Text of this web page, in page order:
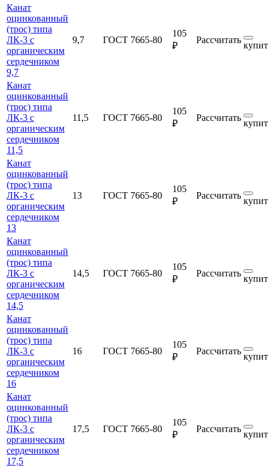
Канат
оцинкованный
(трос) типа
ЛК-3 с
органическим
сердечником
9,7
9,7 ГОСТ 7665-80
105
₽
Рассчитать
Канат
оцинкованный
(трос) типа
ЛК-3 с
органическим
сердечником
11,5
11,5 ГОСТ 7665-80
105
₽
Рассчитать
Канат
оцинкованный
(трос) типа
ЛК-3 с
органическим
сердечником
13
13 ГОСТ 7665-80
105
₽
Рассчитать
Канат
оцинкованный
(трос) типа
ЛК-3 с
органическим
сердечником
14,5
14,5 ГОСТ 7665-80
105
₽
Рассчитать
Канат
оцинкованный
(трос) типа
ЛК-3 с
органическим
сердечником
16
16 ГОСТ 7665-80
105
₽
Рассчитать
Канат
оцинкованный
(трос) типа
ЛК-3 с
органическим
сердечником
17,5
17,5 ГОСТ 7665-80
105
₽
Рассчитать